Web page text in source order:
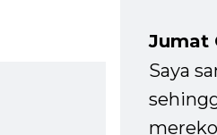
Jumat
Saya